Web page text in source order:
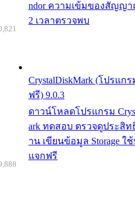
ndor ความเข้มของสัญญา
2 เวลาตรวจพบ
CrystalDiskMark (โปรแก
ฟรี) 9.0.3
ดาวน์โหลดโปรแกรม
ark ทดสอบ ตรวจดูประสิ
าน เขียนข้อมูล Storage ใ
แจกฟรี